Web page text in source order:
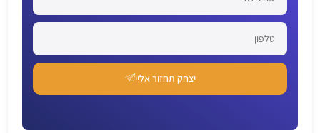
יצחק תחזור אליי